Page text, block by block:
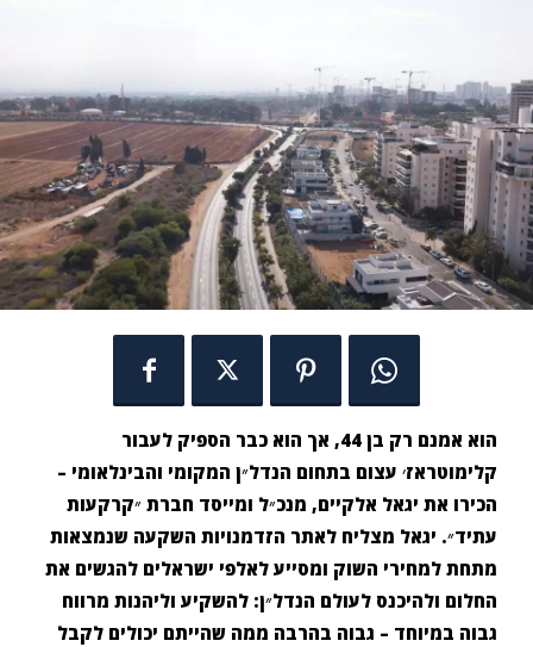
הוא אמנם רק בן 44, אך הוא כבר הספיק לעבור
קלימוטראז׳ עצום בתחום הנדל״ן המקומי והבינלאומי –
הכירו את יגאל אלקיים, מנכ״ל ומייסד חברת ״קרקעות
עתיד״. יגאל מצליח לאתר הזדמנויות השקעה שנמצאות
מתחת למחירי השוק ומסייע לאלפי ישראלים להגשים את
החלום ולהיכנס לעולם הנדל״ן: להשקיע וליהנות מרווח
גבוה במיוחד – גבוה בהרבה ממה שהייתם יכולים לקבל